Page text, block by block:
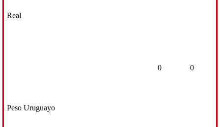
Real
Peso Uruguayo
0 0